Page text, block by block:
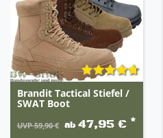
Brandit Tactical Stiefel /
SWAT Boot
UVP 59,90 € ab47,95 € *